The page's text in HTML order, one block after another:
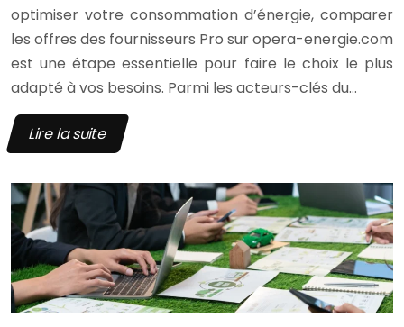
optimiser votre consommation d’énergie, comparer
les offres des fournisseurs Pro sur opera-energie.com
est une étape essentielle pour faire le choix le plus
adapté à vos besoins. Parmi les acteurs-clés du…
Lire la suite